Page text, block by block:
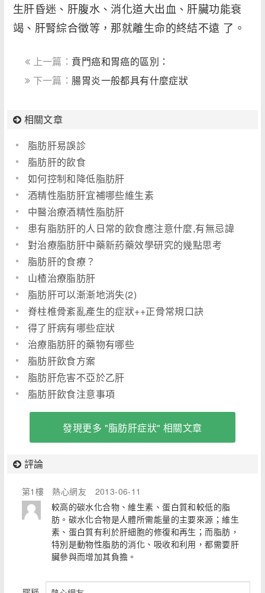
生肝昏迷、肝腹水、消化道大出血、肝臟功能衰
竭、肝腎綜合徵等，那就離生命的終結不遠 了。
上一篇：賁門癌和胃癌的區別：
下一篇： 腸胃炎一般都具有什麼症狀
相關文章
脂肪肝易誤診
脂肪肝的飲食
如何控制和降低脂肪肝
酒精性脂肪肝宜補哪些維生素
中醫治療酒精性脂肪肝
患有脂肪肝的人日常的飲食應注意什麼,有無忌諱
對治療脂肪肝中藥新葯藥效學研究的幾點思考
脂肪肝的食療？
山楂治療脂肪肝
脂肪肝可以漸漸地消失(2)
脊柱椎骨紊亂產生的症狀++正骨常規口訣
得了肝病有哪些症狀
治療脂肪肝的藥物有哪些
脂肪肝飲食方案
脂肪肝危害不亞於乙肝
脂肪肝飲食注意事項
發現更多 "脂肪肝症狀" 相關文章
評論
第1樓 熱心網友
2013-06-11
較高的碳水化合物、維生素、蛋白質和較低的脂
肪。碳水化合物是人體所需能量的主要來源；維生
素、蛋白質有利於肝細胞的修復和再生；而脂肪，
特別是動物性脂肪的消化、吸收和利用，都需要肝
臟參與而增加其負擔。